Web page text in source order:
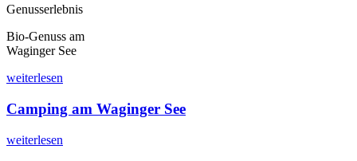
Genusserlebnis
Bio-Genuss am
Waginger See
weiterlesen
Camping am Waginger See
weiterlesen